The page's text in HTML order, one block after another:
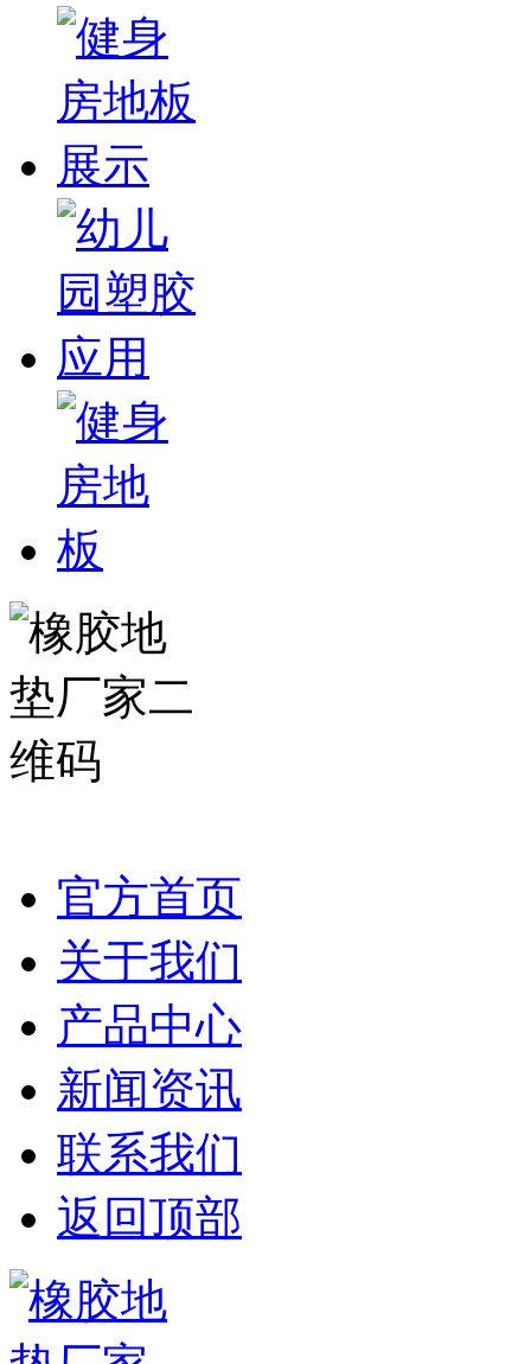
官方首页
关于我们
产品中心
新闻资讯
联系我们
返回顶部